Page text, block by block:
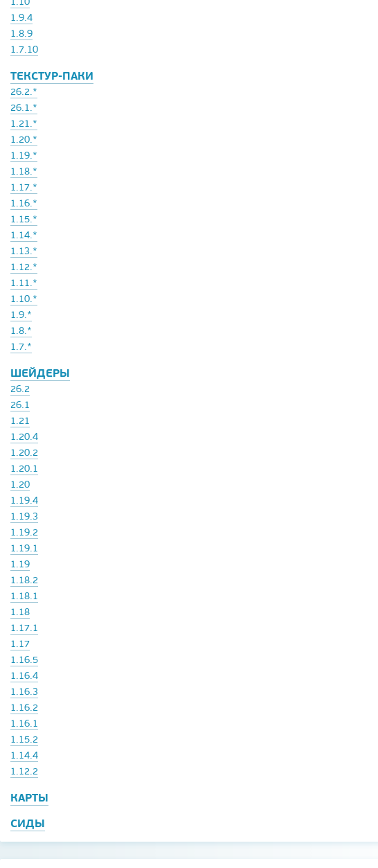
1.9.4
1.8.9
1.7.10
ТЕКСТУР-ПАКИ
26.2.*
26.1.*
1.21.*
1.20.*
1.19.*
1.18.*
1.17.*
1.16.*
1.15.*
1.14.*
1.13.*
1.12.*
1.11.*
1.10.*
1.9.*
1.8.*
1.7.*
ШЕЙДЕРЫ
26.2
26.1
1.21
1.20.4
1.20.2
1.20.1
1.20
1.19.4
1.19.3
1.19.2
1.19.1
1.19
1.18.2
1.18.1
1.18
1.17.1
1.17
1.16.5
1.16.4
1.16.3
1.16.2
1.16.1
1.15.2
1.14.4
1.12.2
КАРТЫ
СИДЫ